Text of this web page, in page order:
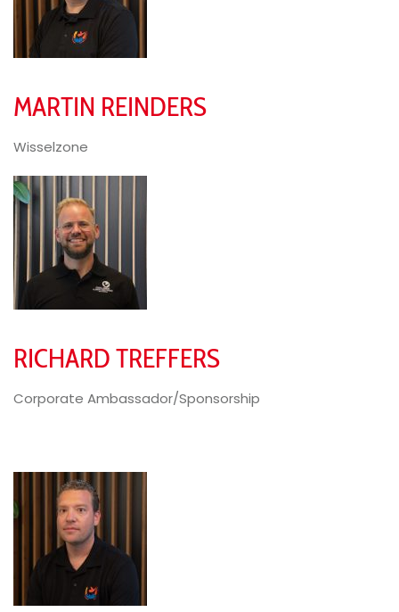
MARTIN REINDERS
Wisselzone
RICHARD TREFFERS
Corporate Ambassador/Sponsorship